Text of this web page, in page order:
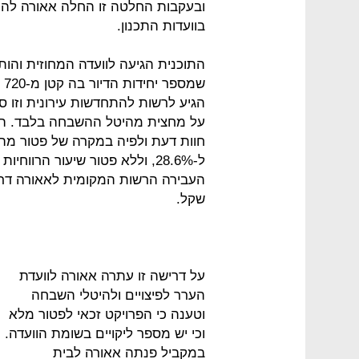
בוועדות התכנון.
התוכנית הגיעה לוועדה המחוזית
הגיע לרשות להתחדשות עירונית וזו
על מחצית מהיטל ההשבחה בלבד.
חוות דעת ולפיה במקרה של פטור
שקל.
על דרישה זו עתרה אאורה לוועדת
הערר לפיצויים ולהיטלי השבחה
וטענה כי הפרויקט זכאי לפטור מלא
וכי יש מספר ליקויים בשומת הוועדה.
במקביל פנתה אאורה לבית